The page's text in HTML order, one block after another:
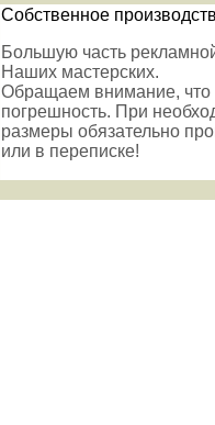
Собственное
Большую часть
Наших мастерских.
Обращаем внимание, что
погрешность. При
размеры обязательно
или в переписке!